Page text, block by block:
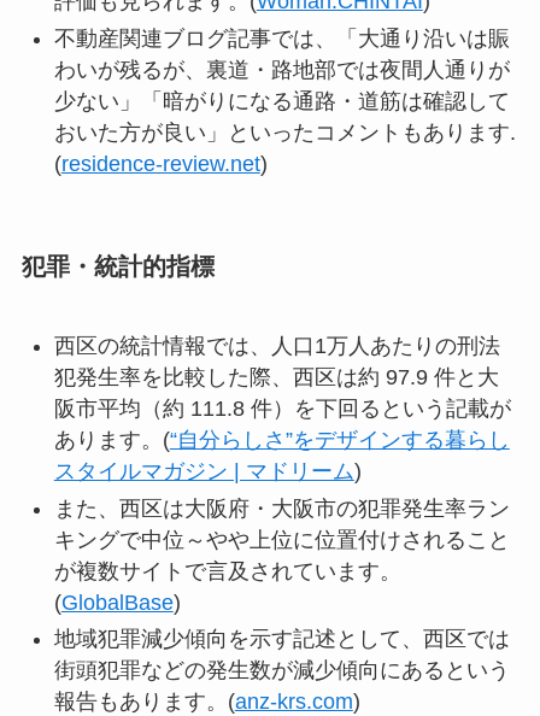
不動産関連ブログ記事では、「大通り沿いは賑
わいが残るが、裏道・路地部では夜間人通りが
少ない」「暗がりになる通路・道筋は確認して
おいた方が良い」といったコメントもあります.
(residence-review.net)
犯罪・統計的指標
西区の統計情報では、人口1万人あたりの刑法
犯発生率を比較した際、西区は約 97.9 件と大
阪市平均（約 111.8 件）を下回るという記載が
あります。(“自分らしさ”をデザインする暮らし
スタイルマガジン | マドリーム)
また、西区は大阪府・大阪市の犯罪発生率ラン
キングで中位～やや上位に位置付けされること
が複数サイトで言及されています。
(GlobalBase)
地域犯罪減少傾向を示す記述として、西区では
街頭犯罪などの発生数が減少傾向にあるという
報告もあります。(anz-krs.com)